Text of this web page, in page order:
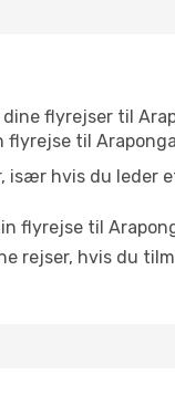
flyrejser til
flyrejse til
især hvis du leder
flyrejse til
rejser, hvis du